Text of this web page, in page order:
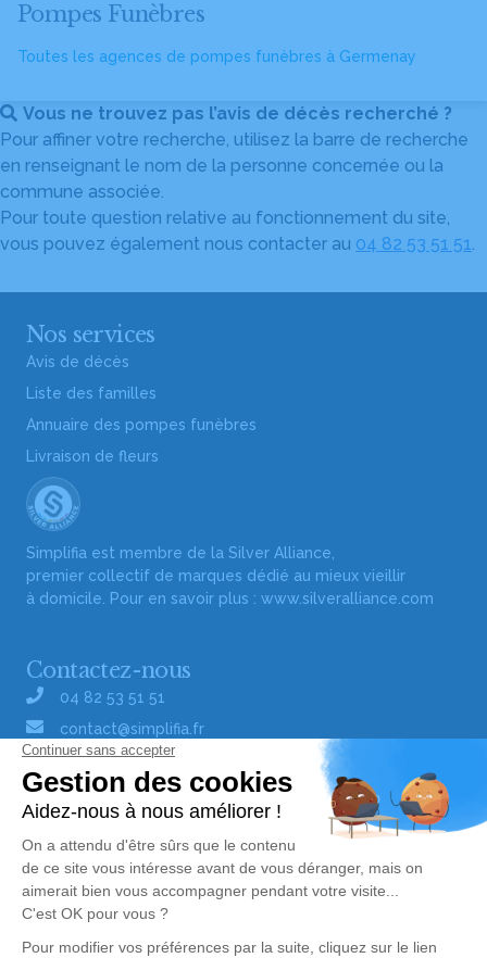
Pompes Funèbres
Toutes les agences de pompes funèbres à Germenay
Vous ne trouvez pas l’avis de décès recherché ?
Pour affiner votre recherche, utilisez la barre de recherche
en renseignant le nom de la personne concernée ou la
commune associée.
Pour toute question relative au fonctionnement du site,
vous pouvez également nous contacter au 04 82 53 51 51.
Nos services
Avis de décès
Liste des familles
Annuaire des pompes funèbres
Livraison de fleurs
Simplifia est membre de la Silver Alliance,
premier collectif de marques dédié au mieux vieillir
à domicile. Pour en savoir plus : www.silveralliance.com
Contactez-nous
04 82 53 51 51
contact@simplifia.fr
Réseaux sociaux
Liens utiles
Publier un avis de décès
Signaler un abus/une erreur